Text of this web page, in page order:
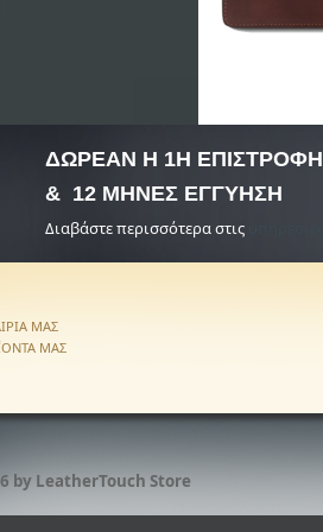
ΔΩΡΕΑΝ Η 1Η ΕΠΙΣΤΡΟΦΗ
& 12 ΜΗΝΕΣ ΕΓΓΥΗΣΗ
Διαβάστε περισσότερα στις
ΜΑΣ
ΜΑΣ
by LeatherTouch Store